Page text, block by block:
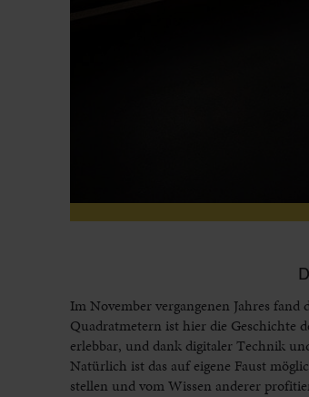
Im November vergangenen Jahres
Quadratmetern ist hier die Geschichte
erlebbar, und dank digitaler Technik
Natürlich ist das auf eigene Faust
stellen und vom Wissen anderer